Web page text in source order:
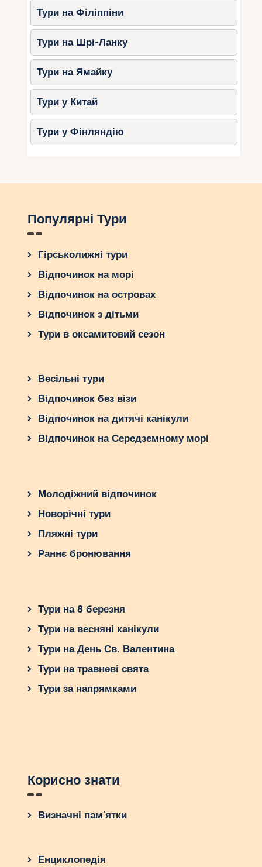
Тури на Філіппіни
Тури на Шрі-Ланку
Тури на Ямайку
Тури у Китай
Тури у Фінляндію
Популярні Тури
Гірськолижні тури
Відпочинок на морі
Відпочинок на островах
Відпочинок з дітьми
Тури в оксамитовий сезон
Весільні тури
Відпочинок без візи
Відпочинок на дитячі канікули
Відпочинок на Середземному морі
Молодіжний відпочинок
Новорічні тури
Пляжні тури
Раннє бронювання
Тури на 8 березня
Тури на весняні канікули
Тури на День Св. Валентина
Тури на травневі свята
Тури за напрямками
Корисно знати
Визначні пам’ятки
Енциклопедія